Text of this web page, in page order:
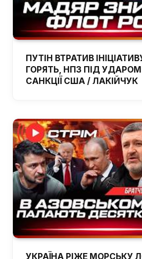
ПУТІН ВТРАТИВ
ГОРЯТЬ, НПЗ ПІД УДАРОМ
САНКЦІЇ США / ЛАКІЙЧУК
УКРАЇНА РІЖЕ МОРСЬКУ